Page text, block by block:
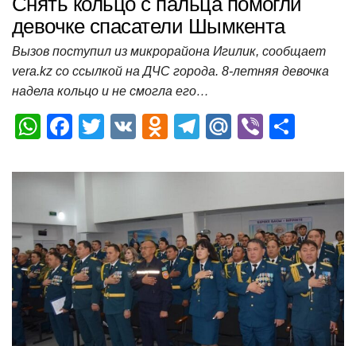
девочке спасатели Шымкента
Вызов поступил из микрорайона Игилик, сообщает
vera.kz со ссылкой на ДЧС города. 8-летняя девочка
надела кольцо и не смогла его…
W
at
s
A
p
p
F
c
e
b
o
o
k
T
tt
V
O
n
kl
a
ss
ni
ki
T
e
gr
a
m
M
.R
u
Vi
er п
р
а
в
и
т
ь